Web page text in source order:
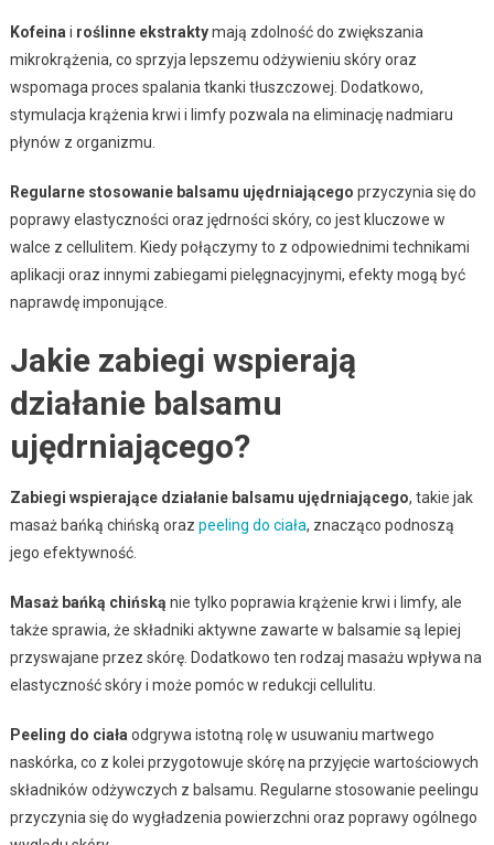
Kofeina i roślinne ekstraktymają zdolność do zwiększania
mikrokrążenia, co sprzyja lepszemu odżywieniu skóry oraz
wspomaga proces spalania tkanki tłuszczowej. Dodatkowo,
stymulacja krążenia krwi i limfy pozwala na eliminację nadmiaru
płynów z organizmu.
Regularne stosowanie balsamu ujędrniającego przyczynia się do
poprawy elastyczności oraz jędrności skóry, co jest kluczowe w
walce z cellulitem. Kiedy połączymy to z odpowiednimi technikami
aplikacji oraz innymi zabiegami pielęgnacyjnymi, efekty mogą być
naprawdę imponujące.
Jakie zabiegi wspierają
działanie balsamu
ujędrniającego?
Zabiegi wspierające działanie balsamu ujędrniającego, takie jak
masaż bańką chińską oraz peeling do ciała, znacząco podnoszą
jego efektywność.
Masaż bańką chińską nie tylko poprawia krążenie krwi i limfy, ale
także sprawia, że składniki aktywne zawarte w balsamie są lepiej
przyswajane przez skórę. Dodatkowo ten rodzaj masażu wpływa na
elastyczność skóry i może pomóc w redukcji cellulitu.
Peeling do ciała odgrywa istotną rolę w usuwaniu martwego
naskórka, co z kolei przygotowuje skórę na przyjęcie wartościowych
składników odżywczych z balsamu. Regularne stosowanie peelingu
przyczynia się do wygładzenia powierzchni oraz poprawy ogólnego